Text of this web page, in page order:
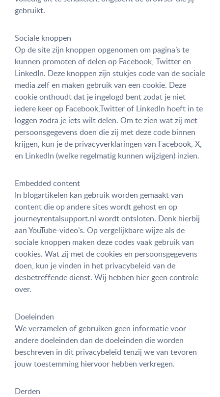
gebruikt.
Sociale knoppen
Op de site zijn knoppen opgenomen om pagina’s te
kunnen promoten of delen op Facebook, Twitter en
LinkedIn. Deze knoppen zijn stukjes code van de sociale
media zelf en maken gebruik van een cookie. Deze
cookie onthoudt dat je ingelogd bent zodat je niet
iedere keer op Facebook,Twitter of LinkedIn hoeft in te
loggen zodra je iets wilt delen. Om te zien wat zij met
persoonsgegevens doen die zij met deze code binnen
krijgen, kun je de privacyverklaringen van Facebook, X,
en LinkedIn (welke regelmatig kunnen wijzigen) inzien.
Embedded content
In blogartikelen kan gebruik worden gemaakt van
content die op andere sites wordt gehost en op
journeyrentalsupport.nl wordt ontsloten. Denk hierbij
aan YouTube-video’s. Op vergelijkbare wijze als de
sociale knoppen maken deze codes vaak gebruik van
cookies. Wat zij met de cookies en persoonsgegevens
doen, kun je vinden in het privacybeleid van de
desbetreffende dienst. Wij hebben hier geen controle
over.
Doeleinden
We verzamelen of gebruiken geen informatie voor
andere doeleinden dan de doeleinden die worden
beschreven in dit privacybeleid tenzij we van tevoren
jouw toestemming hiervoor hebben verkregen.
Derden